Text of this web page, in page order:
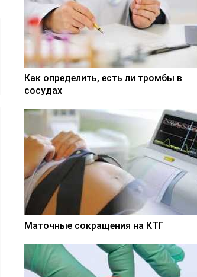
Как определить, есть ли тромбы в
сосудах
Маточные сокращения на КТГ